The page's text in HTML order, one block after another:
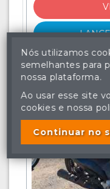
Nós utilizamos
semelhantes para
nossa plataforma.
Ao usar esse site
cookies e nossa
Continuar no